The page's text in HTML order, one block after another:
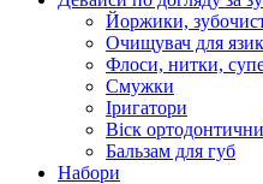
Йоржики,
Очищувач для
Флоси, нитки,
Смужки
Іригатори
Віск
Бальзам для губ
Набори